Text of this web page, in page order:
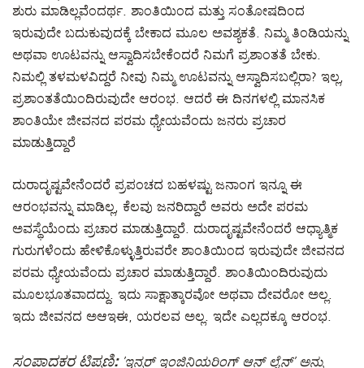
ಶುರು ಮಾಡಿಲ್ಲವೆಂದರ್ಥ. ಶಾಂತಿಯಿಂದ ಮತ್ತು ಸಂತೋಷದಿಂದ
ಇರುವುದೇ ಬದುಕುವುದಕ್ಕೆ ಬೇಕಾದ ಮೂಲ ಅವಶ್ಯಕತೆ. ನಿಮ್ಮ ತಿಂಡಿಯನ್ನು
ಅಥವಾ ಊಟವನ್ನು ಆಸ್ವಾದಿಸಬೇಕೆಂದರೆ ನಿಮಗೆ ಪ್ರಶಾಂತತೆ ಬೇಕು.
ನಿಮಲ್ಲಿ ತಳಮಳವಿದ್ದರೆ ನೀವು ನಿಮ್ಮ ಊಟವನ್ನು ಆಸ್ವಾದಿಸಬಲ್ಲಿರಾ? ಇಲ್ಲ,
ಪ್ರಶಾಂತತೆಯಿಂದಿರುವುದೇ ಆರಂಭ. ಆದರೆ ಈ ದಿನಗಳಲ್ಲಿ ಮಾನಸಿಕ
ಶಾಂತಿಯೇ ಜೀವನದ ಪರಮ ಧ್ಯೇಯವೆಂದು ಜನರು ಪ್ರಚಾರ
ಮಾಡುತ್ತಿದ್ದಾರೆ
ದುರಾದೃಷ್ಟವೇನೆಂದರೆ ಪ್ರಪಂಚದ ಬಹಳಷ್ಟು ಜನಾಂಗ ಇನ್ನೂ ಈ
ಆರಂಭವನ್ನು ಮಾಡಿಲ್ಲ, ಕೆಲವು ಜನರಿದ್ದಾರೆ ಅವರು ಅದೇ ಪರಮ
ಅವಸ್ಥೆಯೆಂದು ಪ್ರಚಾರ ಮಾಡುತ್ತಿದ್ದಾರೆ. ದುರಾದೃಷ್ಟವೇನೆಂದರೆ ಆಧ್ಯಾತ್ಮಿಕ
ಗುರುಗಳೆಂದು ಹೇಳಿಕೊಳ್ಳುತ್ತಿರುವರೇ ಶಾಂತಿಯಿಂದ ಇರುವುದೇ ಜೀವನದ
ಪರಮ ಧ್ಯೇಯವೆಂದು ಪ್ರಚಾರ ಮಾಡುತ್ತಿದ್ದಾರೆ. ಶಾಂತಿಯಿಂದಿರುವುದು
ಮೂಲಭೂತವಾದದ್ದು. ಇದು ಸಾಕ್ಷಾತ್ಕಾರವೋ ಅಥವಾ ದೇವರೋ ಅಲ್ಲ.
ಇದು ಜೀವನದ ಅಆಇಈ, ಯರಲವ ಅಲ್ಲ. ಇದೇ ಎಲ್ಲದಕ್ಕೂ ಆರಂಭ.
ಸಂಪಾದಕರ ಟಿಪ್ಪಣಿ: ’ಇನ್ನರ್ ಇಂಜಿನಿಯರಿಂಗ್ ಆನ್ ಲೈನ್’ ಅನ್ನು